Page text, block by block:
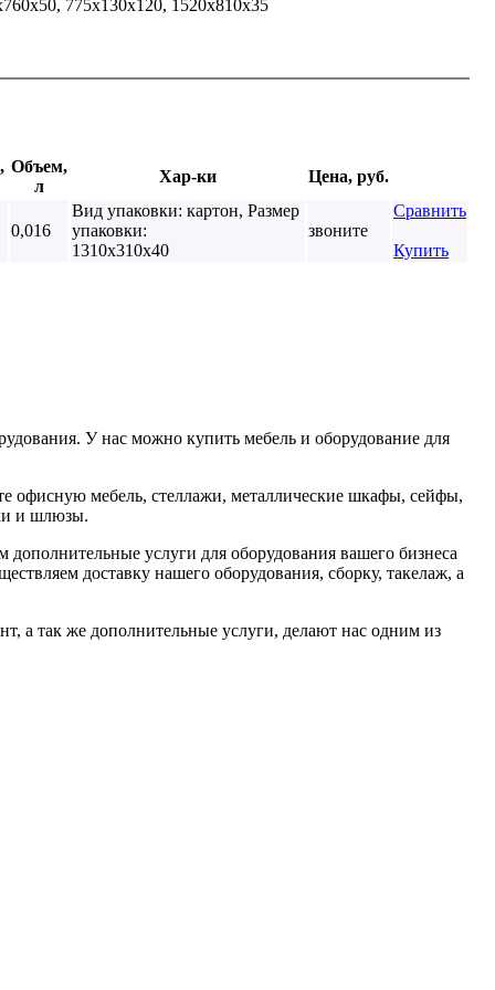
775х130х120, 1520х810х35
Объем,
л
Хар-ки Цена, руб.
0,016
Вид упаковки: картон, Размер
упаковки:
1310х310х40
звоните
Сравнить
Купить
У нас можно купить мебель и оборудование для
офисную мебель, стеллажи, металлические шкафы, сейфы,
и шлюзы.
услуги для оборудования вашего бизнеса
доставку нашего оборудования, сборку, такелаж, а
а так же дополнительные услуги, делают нас одним из